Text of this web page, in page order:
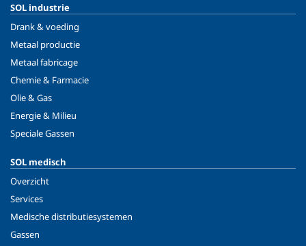
SOL industrie
Drank & voeding
Metaal productie
Metaal fabricage
Chemie & Farmacie
Olie & Gas
Energie & Milieu
Speciale Gassen
SOL medisch
Overzicht
Services
Medische distributiesystemen
Gassen